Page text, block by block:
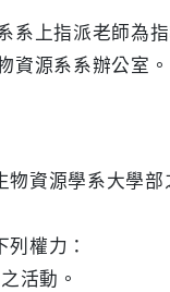
系上指派老師為
資源系系辦公室。
資源學系大學部
權力：
活動。